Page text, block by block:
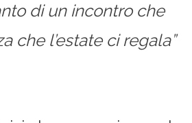
di un incontro che
che l’estate ci regala”